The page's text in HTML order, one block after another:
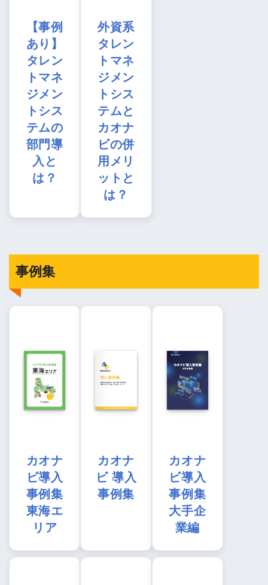
【事例
あり】
タレン
トマネ
ジメン
トシス
テムの
部門導
入と
は？
外資系
タレン
トマネ
ジメン
トシス
テムと
カオナ
ビの併
用メリ
ットと
は？
事例集
カオナ
ビ導入
事例集
東海エ
リア
カオナ
ビ 導入
事例集
カオナ
ビ導入
事例集
大手企
業編